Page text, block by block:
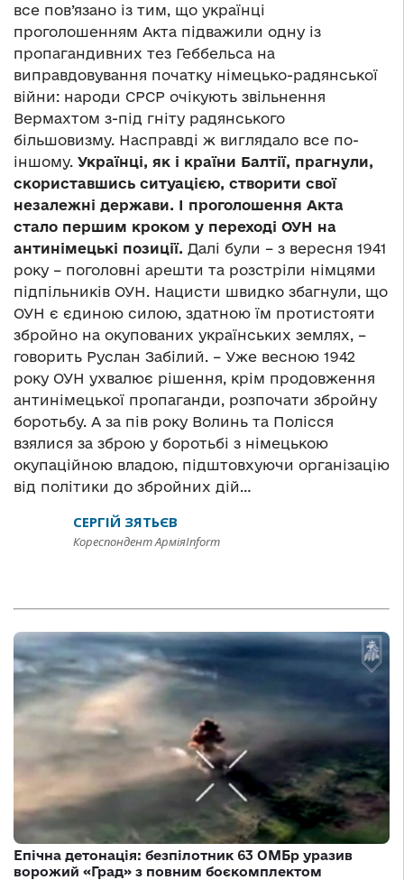
все пов’язано із тим, що українці
проголошенням Акта підважили одну із
пропагандивних тез Геббельса на
виправдовування початку німецько-радянської
війни: народи СРСР очікують звільнення
Вермахтом з-під гніту радянського
більшовизму. Насправді ж виглядало все по-
іншому. Українці, як і країни Балтії, прагнули,
скориставшись ситуацією, створити свої
незалежні держави. І проголошення Акта
стало першим кроком у переході ОУН на
антинімецькі позиції. Далі були – з вересня 1941
року – поголовні арешти та розстріли німцями
підпільників ОУН. Нацисти швидко збагнули, що
ОУН є єдиною силою, здатною їм протистояти
збройно на окупованих українських землях, –
говорить Руслан Забілий. – Уже весною 1942
року ОУН ухвалює рішення, крім продовження
антинімецької пропаганди, розпочати збройну
боротьбу. А за пів року Волинь та Полісся
взялися за зброю у боротьбі з німецькою
окупаційною владою, підштовхуючи організацію
від політики до збройних дій…
СЕРГІЙ ЗЯТЬЄВ
Кореспондент АрміяInform
Епічна детонація: безпілотник 63 ОМБр уразив
ворожий «Град» з повним боєкомплектом